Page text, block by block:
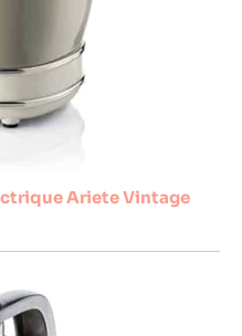
Ariete Vintage